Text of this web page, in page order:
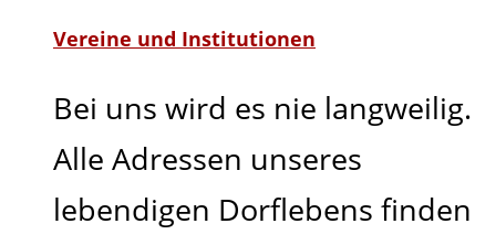
Vereine und Institutionen
Bei uns wird es nie langweilig.
Alle Adressen unseres
lebendigen Dorflebens finden